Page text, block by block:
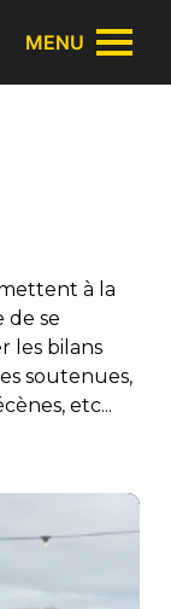
MENU
à la
de se
les bilans
soutenues,
etc...